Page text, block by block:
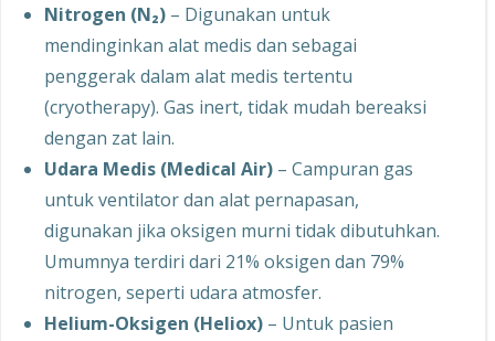
Nitrogen (N₂) – Digunakan untuk
mendinginkan alat medis dan sebagai
penggerak dalam alat medis tertentu
(cryotherapy). Gas inert, tidak mudah bereaksi
dengan zat lain.
Udara Medis (Medical Air) – Campuran gas
untuk ventilator dan alat pernapasan,
digunakan jika oksigen murni tidak dibutuhkan.
Umumnya terdiri dari 21% oksigen dan 79%
nitrogen, seperti udara atmosfer.
Helium-Oksigen (Heliox) – Untuk pasien